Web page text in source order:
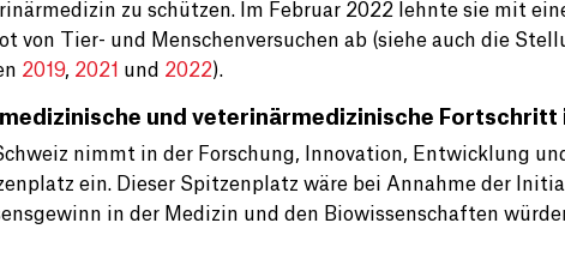
zu schützen. Im Februar 2022 lehnte sie mit
von Tier- und Menschenversuchen ab (siehe auch die
2019, 2021 und 2022).
medizinische und veterinärmedizinische
nimmt in der Forschung, Innovation, Entwicklung
ein. Dieser Spitzenplatz wäre bei Annahme der
in der Medizin und den Biowissenschaften